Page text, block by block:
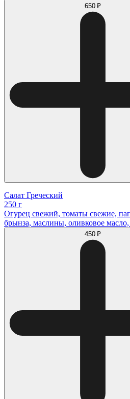
650 ₽
Салат Греческий
250 г
Огурец свежий, томаты свежие,
брынза, маслины, оливковое
450 ₽